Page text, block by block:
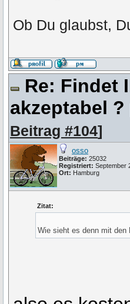
Ob Du glaubst,
Re: Findet
akzeptabel ?
Beitrag #104]
osso
Beiträge: 25032
Registriert: September
Ort: Hamburg
Zitat:
Wie sieht es denn mit den